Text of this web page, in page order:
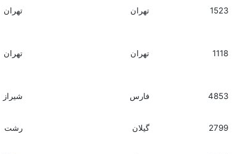
1523 تهران تهران
1118 تهران تهران
4853 فارس شیراز
2799 گیلان رشت